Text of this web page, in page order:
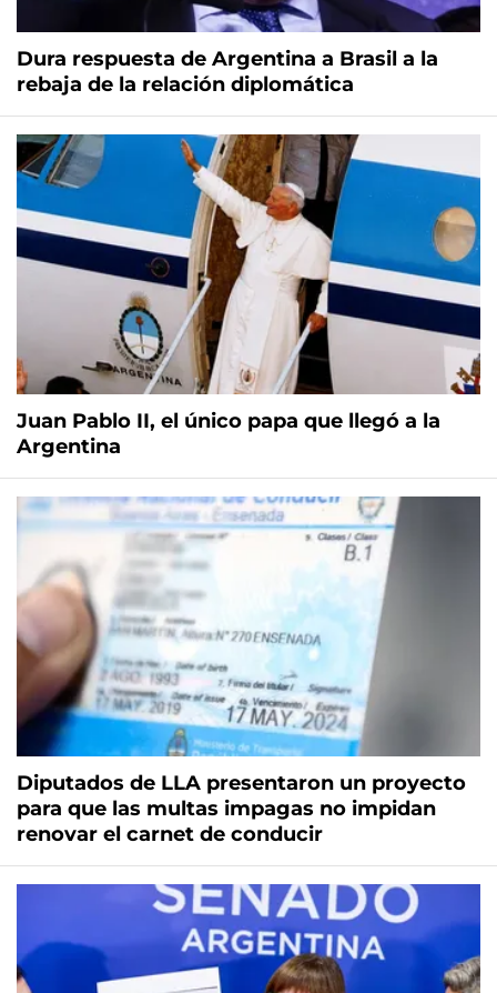
Dura respuesta de Argentina a Brasil a la
rebaja de la relación diplomática
Juan Pablo II, el único papa que llegó a la
Argentina
Diputados de LLA presentaron un proyecto
para que las multas impagas no impidan
renovar el carnet de conducir